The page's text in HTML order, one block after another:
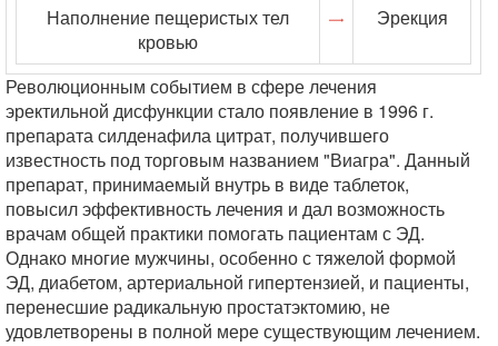
Наполнение пещеристых тел
кровью
Эрекция
Революционным событием в сфере лечения
эректильной дисфункции стало появление в 1996 г.
препарата силденафила цитрат, получившего
известность под торговым названием "Виагра". Данный
препарат, принимаемый внутрь в виде таблеток,
повысил эффективность лечения и дал возможность
врачам общей практики помогать пациентам с ЭД.
Однако многие мужчины, особенно с тяжелой формой
ЭД, диабетом, артериальной гипертензией, и пациенты,
перенесшие радикальную простатэктомию, не
удовлетворены в полной мере существующим лечением.